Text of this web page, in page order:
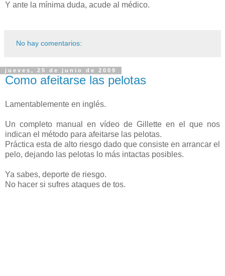
Y ante la mínima duda, acude al médico.
No hay comentarios:
jueves, 25 de junio de 2009
Como afeitarse las pelotas
Lamentablemente en inglés.
Un completo manual en vídeo de Gillette en el que nos
indican el método para afeitarse las pelotas.
Práctica esta de alto riesgo dado que consiste en arrancar el
pelo, dejando las pelotas lo más intactas posibles.
Ya sabes, deporte de riesgo.
No hacer si sufres ataques de tos.